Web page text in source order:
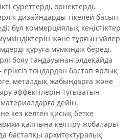
суреттерді, өрнектерді,
дизайндарды тікелей басып
бұл коммерциялық кеңістіктер
және тұрғын үйлер
құруға мүмкіндік береді.
бояу таңдауынан әлдеқайда
тондардан бастап ярлық
металдық жабындарға және
эффектілерін туғызатын
дейін.
кез келген қисық бетке
қалпына келтіру жобалары
бастапқы архитектуралық